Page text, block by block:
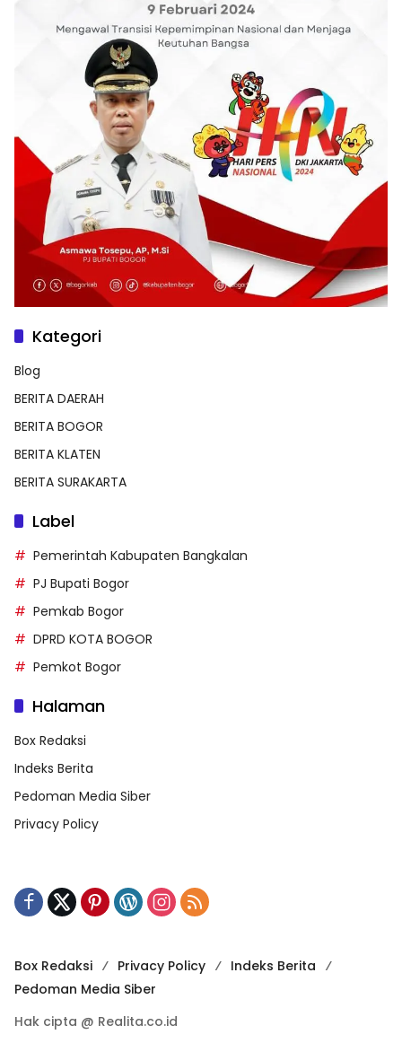
Kategori
Blog
BERITA DAERAH
BERITA BOGOR
BERITA KLATEN
BERITA SURAKARTA
Label
Pemerintah Kabupaten Bangkalan
PJ Bupati Bogor
Pemkab Bogor
DPRD KOTA BOGOR
Pemkot Bogor
Halaman
Box Redaksi
Indeks Berita
Pedoman Media Siber
Privacy Policy
Box Redaksi Privacy Policy
Indeks Berita
Pedoman Media Siber
Hak cipta @ Realita.co.id